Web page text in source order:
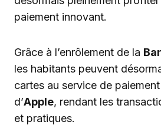
paiement innovant.
Grâce à l’enrôlement de la
les habitants peuvent
cartes au service de
d’Apple, rendant les
et pratiques.